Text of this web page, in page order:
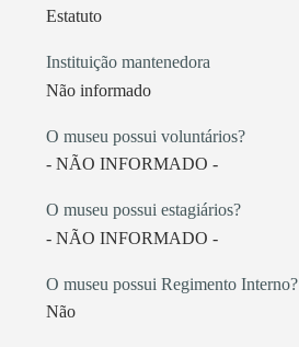
Estatuto
Instituição mantenedora
Não informado
O museu possui voluntários?
- NÃO INFORMADO -
O museu possui estagiários?
- NÃO INFORMADO -
O museu possui Regimento Interno?
Não